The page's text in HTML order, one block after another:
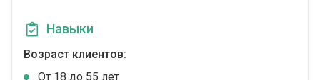
Навыки
Возраст клиентов:
От 18 до 55 лет